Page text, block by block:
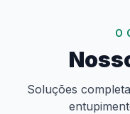
O
Soluções